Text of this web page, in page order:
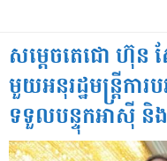
សម្តេចតេជោ ហ៊ុន ស
មួយអនុរដ្ឋមន្ត្រីកា
ទទួលបន្ទុកអាស៊ី និ